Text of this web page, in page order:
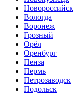
Новороссийск
Вологда
Воронеж
Грозный
Орёл
Оренбург
Пенза
Пермь
Петрозаводск
Подольск